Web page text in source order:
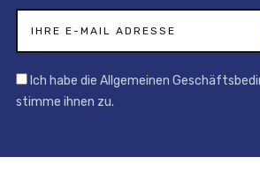
Ich habe die Allgemeinen
stimme ihnen zu.